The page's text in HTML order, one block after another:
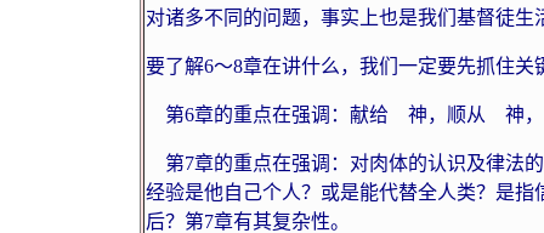
对诸多不同的问题，事实上也是我们基督徒生
要了解6～8章在讲什么，我们一定要先抓住关
第6章的重点在强调：献给 神，顺从 神，
第7章的重点在强调：对肉体的认识及律法
经验是他自己个人？或是能代替全人类？是
后？第7章有其复杂性。